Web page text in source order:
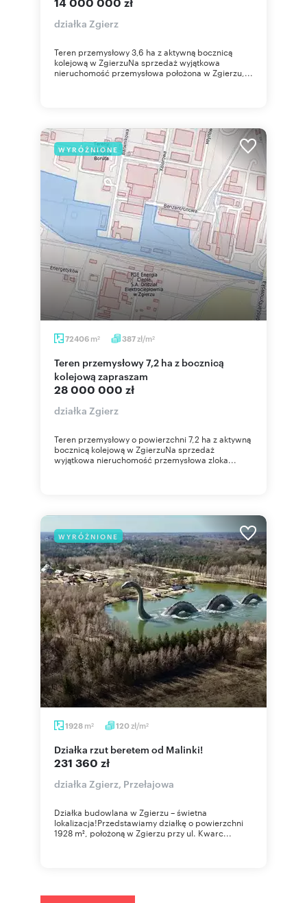
działka Zgierz
Teren przemysłowy 3,6 ha z aktywną bocznicą
kolejową w ZgierzuNa sprzedaż wyjątkowa
nieruchomość przemysłowa położona w Zgierzu,...
WYRÓŻNIONE
72406 m2 387zł/m2
Teren przemysłowy 7,2 ha z bocznicą
kolejową zapraszam
28 000 000 zł
działka Zgierz
Teren przemysłowy o powierzchni 7,2 ha z aktywną
bocznicą kolejową w ZgierzuNa sprzedaż
wyjątkowa nieruchomość przemysłowa zloka...
WYRÓŻNIONE
1928 m2 120zł/m2
Działka rzut beretem od Malinki!
231 360 zł
działka Zgierz, Przełajowa
Działka budowlana w Zgierzu – świetna
lokalizacja!Przedstawiamy działkę o powierzchni
1928 m², położoną w Zgierzu przy ul. Kwarc...